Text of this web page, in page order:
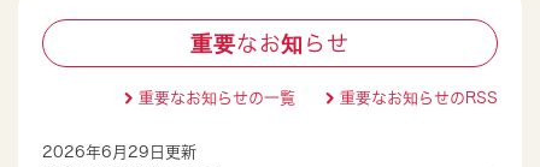
重要なお知らせ
2026年6月29日更新
重要なお知らせの一覧 重要なお知らせのRSS